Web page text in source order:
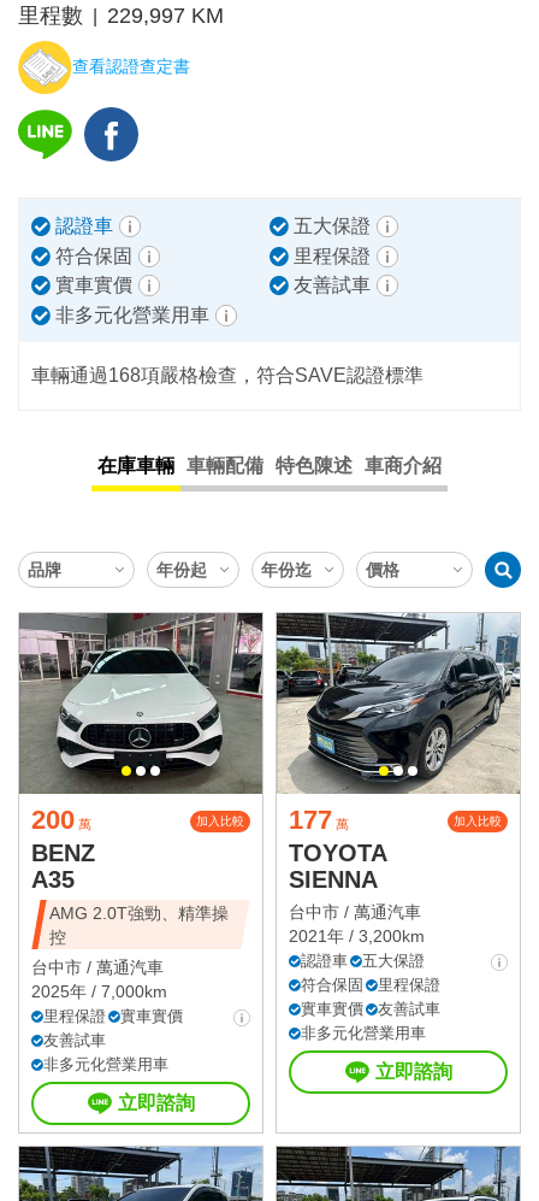
里程數
229,997 KM
查看認證查定書
認證車
五大保證
符合保固
里程保證
實車實價
友善試車
非多元化營業用車
車輛通過168項嚴格檢查，符合SAVE認證標準
在庫車輛 車輛配備 特色陳述 車商介紹
200 萬 加入比較
BENZ
A35
AMG 2.0T強勁、精準操
控
台中市 / 萬通汽車
2025年 / 7,000km
里程保證
實車實價
友善試車
非多元化營業用車
立即諮詢
177 萬 加入比較
TOYOTA
SIENNA
台中市 / 萬通汽車
2021年 / 3,200km
認證車
五大保證
符合保固
里程保證
實車實價
友善試車
非多元化營業用車
立即諮詢